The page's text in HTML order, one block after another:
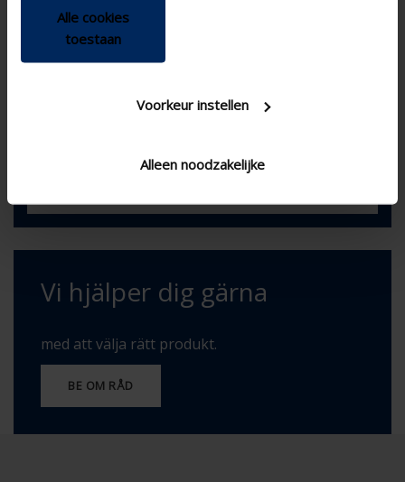
Alle cookies
toestaan
Voorkeur instellen
Alleen noodzakelijke
Vi hjälper dig gärna
Vi hjälper dig gärna
med att välja rätt produkt.
BE OM RÅD